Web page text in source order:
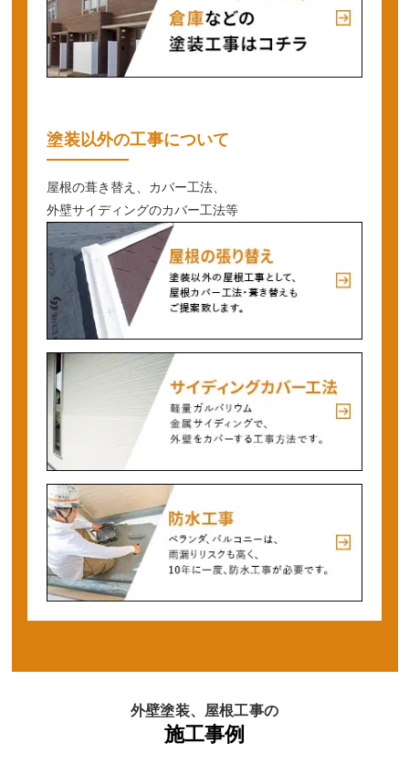
塗装以外の工事について
屋根の葺き替え、カバー工法、
外壁サイディングのカバー工法等
外壁塗装、屋根工事の
施工事例